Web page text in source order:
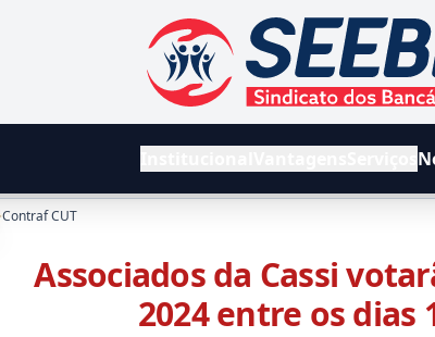
SEEBPPMS - Sindicato dos
Contraf CUT
Associados da Cassi
2024 entre os dias